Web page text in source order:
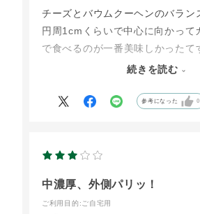
チーズとバウムクーヘンのバラン
円周1cmくらいで中心に向かって
で食べるのが一番美味しかったて
バウムクーヘンが1日目はサクサ
チーズは濃厚なので少量でも満足
だろうなぁ(^﹁ ^)
続きを読む
参考になった 0
中濃厚、外側パリッ！
ご利用目的 :ご自宅用